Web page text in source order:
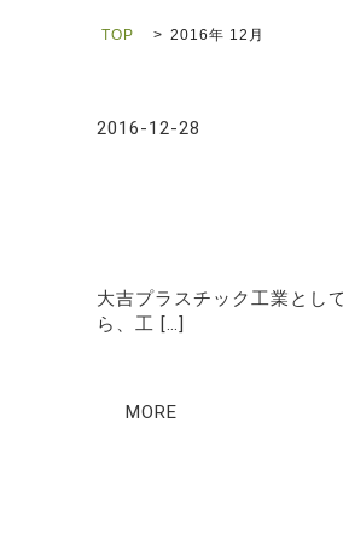
TOP 2016年 12月
2016-12-28
大吉プラスチック工業とし
ら、工 […]
MORE